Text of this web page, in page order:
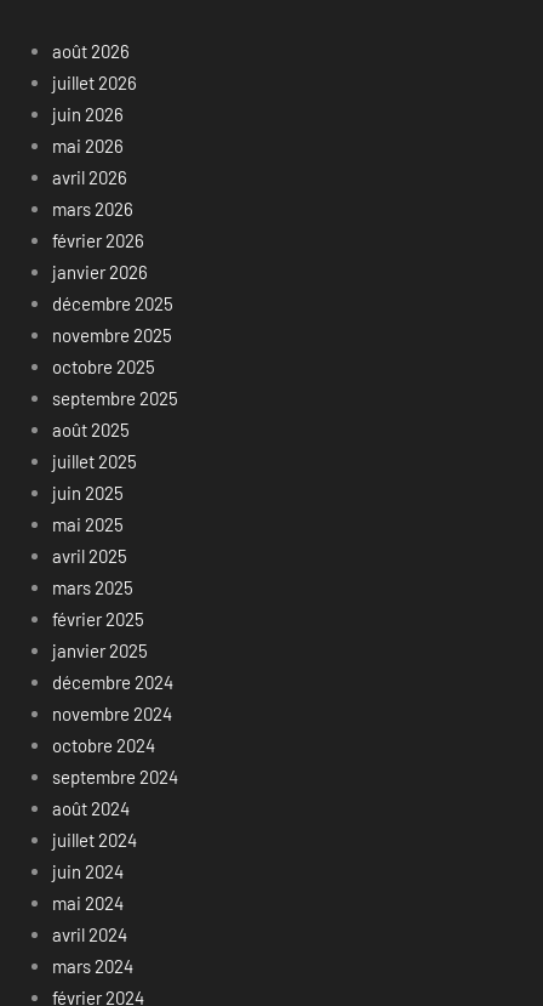
août 2026
juillet 2026
juin 2026
mai 2026
avril 2026
mars 2026
février 2026
janvier 2026
décembre 2025
novembre 2025
octobre 2025
septembre 2025
août 2025
juillet 2025
juin 2025
mai 2025
avril 2025
mars 2025
février 2025
janvier 2025
décembre 2024
novembre 2024
octobre 2024
septembre 2024
août 2024
juillet 2024
juin 2024
mai 2024
avril 2024
mars 2024
février 2024